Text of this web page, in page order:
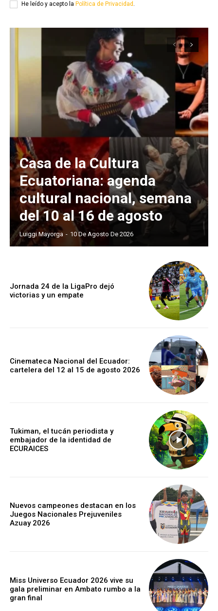
He leído y acepto la Política de Privacidad .
Casa de la Cultura
Ecuatoriana: agenda
cultural nacional, semana
del 10 al 16 de agosto
Luiggi Mayorga - 10 De Agosto De 2026
Jornada 24 de la LigaPro dejó
victorias y un empate
Cinemateca Nacional del Ecuador:
cartelera del 12 al 15 de agosto 2026
Tukiman, el tucán periodista y
embajador de la identidad de
ECURAICES
Nuevos campeones destacan en los
Juegos Nacionales Prejuveniles
Azuay 2026
Miss Universo Ecuador 2026 vive su
gala preliminar en Ambato rumbo a la
gran final